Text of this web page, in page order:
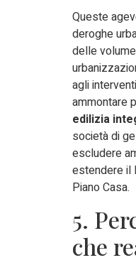
Queste
deroghe
delle
agli
ammontare
edilizia
società di
escludere
estendere il
Piano Casa.
5.
che